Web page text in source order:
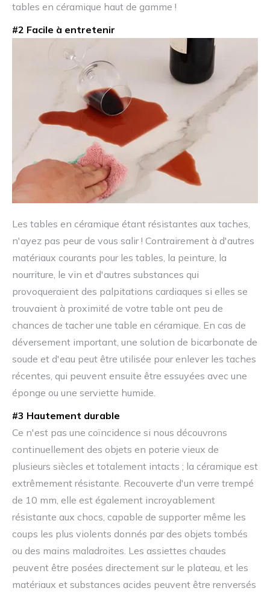
tables en céramique haut de gamme !
#2 Facile à entretenir
Les tables en céramique étant résistantes aux taches,
n'ayez pas peur de vous salir ! Contrairement à d'autres
matériaux courants pour les tables, la peinture, la
nourriture, le vin et d'autres substances qui
provoqueraient des palpitations cardiaques si elles se
trouvaient à proximité de votre table ont peu de
chances de tacher une table en céramique. En cas de
déversement important, une solution de bicarbonate de
soude et d'eau peut être utilisée pour enlever les taches
récentes, qui peuvent ensuite être essuyées avec une
éponge ou une serviette humide.
#3 Hautement durable
Ce n'est pas une coïncidence si nous découvrons
continuellement des objets en poterie vieux de
plusieurs siècles et totalement intacts ; la céramique est
extrêmement résistante. Recouverte d'un verre trempé
de 10 mm, elle est également incroyablement
résistante aux chocs, capable de supporter même les
coups les plus violents donnés par des objets tombés
ou des mains maladroites. Les assiettes chaudes
peuvent être posées directement sur le plateau, et les
matériaux et substances acides peuvent être renversés